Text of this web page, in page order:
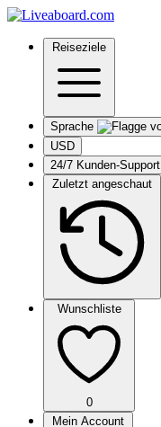
Reiseziele
Sprache
USD
24/7 Kunden-Support
Zuletzt angeschaut
Wunschliste
0
Mein Account